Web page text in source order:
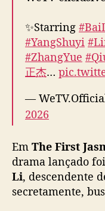
✨Starring
#YangShuyi
#ZhangYue
正杰…
—
2026
Em The First
drama lançado foi
Li, descendente
secretamente,